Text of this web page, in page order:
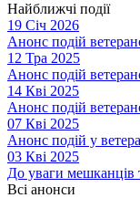
Найближчі події
19 Січ 2026
Анонс подій
12 Тра 2025
Анонс подій
14 Кві 2025
Анонс подій
07 Кві 2025
Анонс подій у
03 Кві 2025
До уваги мешканців
Всі анонси